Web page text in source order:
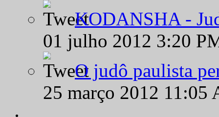
KODANSHA -
01 julho 2012 3:20
O judô paulista
25 março 2012